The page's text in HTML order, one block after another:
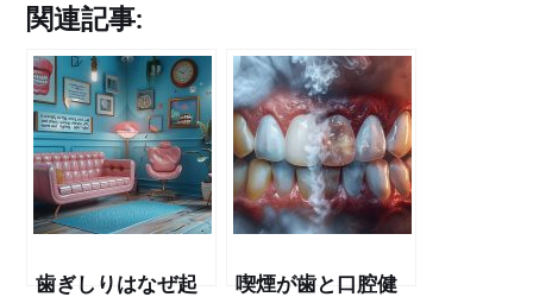
関連記事:
歯ぎしりはなぜ起
喫煙が歯と口腔健